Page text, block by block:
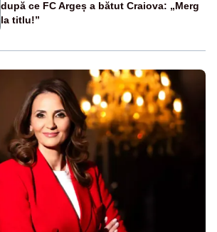
după ce FC Argeș a bătut Craiova: „Merg
la titlu!”